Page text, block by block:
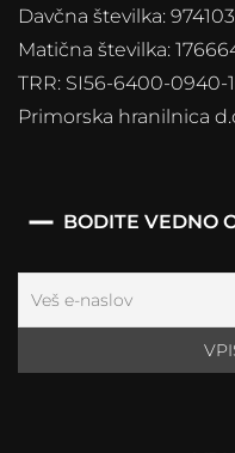
Davčna številka:
Matična številka:
TRR: SI56-6400-0940-
Primorska hranilnica
BODITE VEDNO